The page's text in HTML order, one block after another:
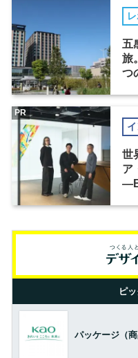
五
旅
つ
世
ア
PR
ピ
パッケージ（